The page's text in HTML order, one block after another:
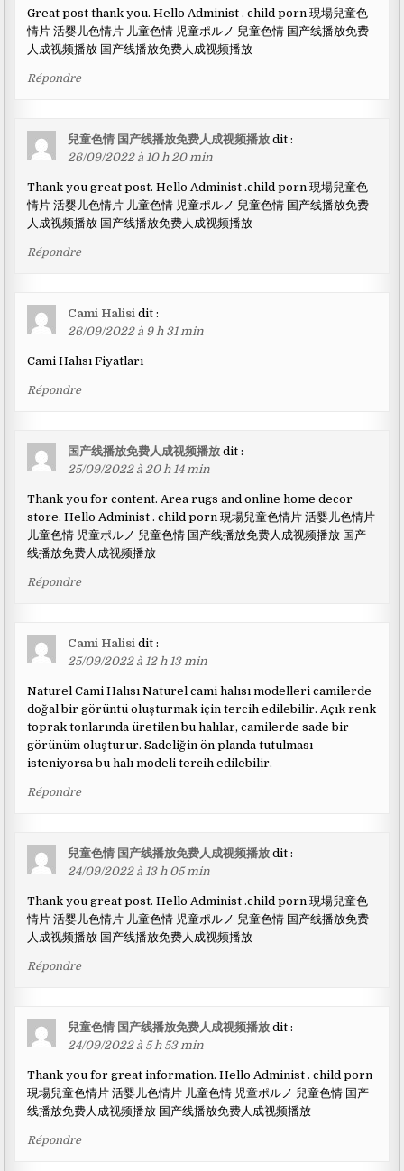
Great post thank you. Hello Administ . child porn 現場兒童色
情片 活婴儿色情片 儿童色情 児童ポルノ 兒童色情 国产线播放免费
人成视频播放 国产线播放免费人成视频播放
Répondre
兒童色情 国产线播放免费人成视频播放 dit :
26/09/2022 à 10 h 20 min
Thank you great post. Hello Administ .child porn 現場兒童色
情片 活婴儿色情片 儿童色情 児童ポルノ 兒童色情 国产线播放免费
人成视频播放 国产线播放免费人成视频播放
Répondre
Cami Halisi dit :
26/09/2022 à 9 h 31 min
Cami Halısı Fiyatları
Répondre
国产线播放免费人成视频播放 dit :
25/09/2022 à 20 h 14 min
Thank you for content. Area rugs and online home decor
store. Hello Administ . child porn 現場兒童色情片 活婴儿色情片
儿童色情 児童ポルノ 兒童色情 国产线播放免费人成视频播放 国产
线播放免费人成视频播放
Répondre
Cami Halisi dit :
25/09/2022 à 12 h 13 min
Naturel Cami Halısı Naturel cami halısı modelleri camilerde
doğal bir görüntü oluşturmak için tercih edilebilir. Açık renk
toprak tonlarında üretilen bu halılar, camilerde sade bir
görünüm oluşturur. Sadeliğin ön planda tutulması
isteniyorsa bu halı modeli tercih edilebilir.
Répondre
兒童色情 国产线播放免费人成视频播放 dit :
24/09/2022 à 13 h 05 min
Thank you great post. Hello Administ .child porn 現場兒童色
情片 活婴儿色情片 儿童色情 児童ポルノ 兒童色情 国产线播放免费
人成视频播放 国产线播放免费人成视频播放
Répondre
兒童色情 国产线播放免费人成视频播放 dit :
24/09/2022 à 5 h 53 min
Thank you for great information. Hello Administ . child porn
現場兒童色情片 活婴儿色情片 儿童色情 児童ポルノ 兒童色情 国产
线播放免费人成视频播放 国产线播放免费人成视频播放
Répondre